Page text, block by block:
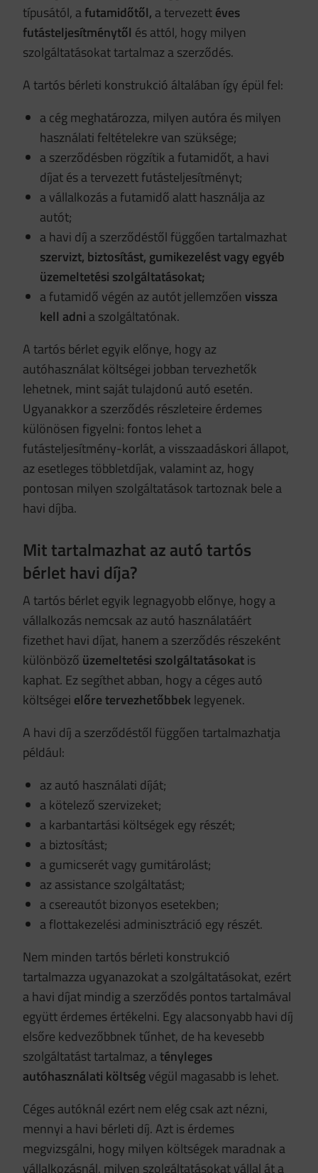
típusától, afutamidőtől, a tervezettéves
futásteljesítménytől és attól, hogy milyen
szolgáltatásokat tartalmaz a szerződés.
A tartós bérleti konstrukció általában így épül fel:
a cég meghatározza, milyen autóra és milyen
használati feltételekre van szüksége;
a szerződésben rögzítik a futamidőt, a havi
díjat és a tervezett futásteljesítményt;
a vállalkozás a futamidő alatt használja az
autót;
a havi díj a szerződéstől függően tartalmazhat
szervizt, biztosítást, gumikezelést vagy egyéb
üzemeltetési szolgáltatásokat;
a futamidő végén az autót jellemzőenvissza
kell adni a szolgáltatónak.
A tartós bérlet egyik előnye, hogy az
autóhasználat költségei jobban tervezhetők
lehetnek, mint saját tulajdonú autó esetén.
Ugyanakkor a szerződés részleteire érdemes
különösen figyelni: fontos lehet a
futásteljesítmény-korlát, a visszaadáskori állapot,
az esetleges többletdíjak, valamint az, hogy
pontosan milyen szolgáltatások tartoznak bele a
havi díjba.
Mit tartalmazhat az autó tartós
bérlet havi díja?
A tartós bérlet egyik legnagyobb előnye, hogy a
vállalkozás nemcsak az autó használatáért
fizethet havi díjat, hanem a szerződés részeként
különböző üzemeltetési szolgáltatásokatis
kaphat. Ez segíthet abban, hogy a céges autó
költségei előre tervezhetőbbeklegyenek.
A havi díj a szerződéstől függően tartalmazhatja
például:
az autó használati díját;
a kötelező szervizeket;
a karbantartási költségek egy részét;
a biztosítást;
a gumicserét vagy gumitárolást;
az assistance szolgáltatást;
a csereautót bizonyos esetekben;
a flottakezelési adminisztráció egy részét.
Nem minden tartós bérleti konstrukció
tartalmazza ugyanazokat a szolgáltatásokat, ezért
a havi díjat mindig a szerződés pontos tartalmával
együtt érdemes értékelni. Egy alacsonyabb havi díj
elsőre kedvezőbbnek tűnhet, de ha kevesebb
szolgáltatást tartalmaz, atényleges
autóhasználati költségvégül magasabb is lehet.
Céges autóknál ezért nem elég csak azt nézni,
mennyi a havi bérleti díj. Azt is érdemes
megvizsgálni, hogy milyen költségek maradnak a
vállalkozásnál, milyen szolgáltatásokat vállal át a